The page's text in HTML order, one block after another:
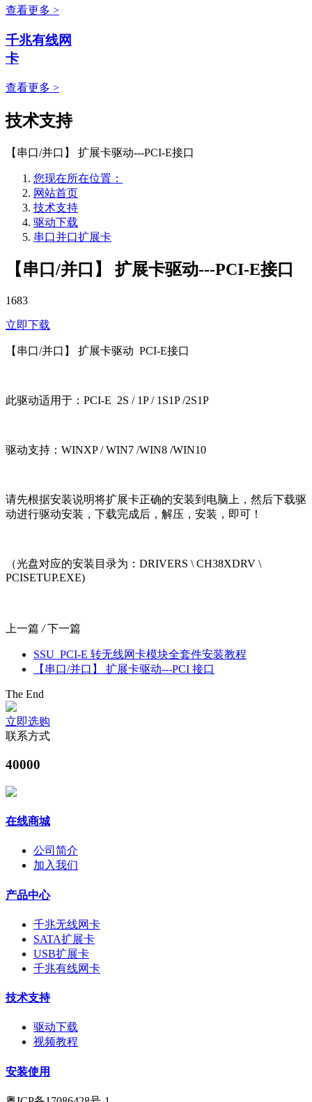
查看更多 >
千兆有线网
卡
查看更多 >
技术支持
【串口/并口】 扩展卡驱动---PCI-E接口
您现在所在位置：
网站首页
技术支持
驱动下载
串口并口扩展卡
【串口/并口】 扩展卡驱动---PCI-E接口
1683
立即下载
【串口/并口】 扩展卡驱动 PCI-E接口
此驱动适用于：PCI-E 2S / 1P / 1S1P /2S1P
驱动支持：WINXP / WIN7 /WIN8 /WIN10
请先根据安装说明将扩展卡正确的安装到电脑上，然后下载驱
动进行驱动安装，下载完成后，解压，安装，即可！
（光盘对应的安装目录为：DRIVERS \ CH38XDRV \
PCISETUP.EXE)
上一篇 /下一篇
SSU_PCI-E 转无线网卡模块全套件安装教程
【串口/并口】 扩展卡驱动---PCI 接口
The End
立即选购
联系方式
40000
在线商城
公司简介
加入我们
产品中心
千兆无线网卡
SATA扩展卡
USB扩展卡
千兆有线网卡
技术支持
驱动下载
视频教程
安装使用